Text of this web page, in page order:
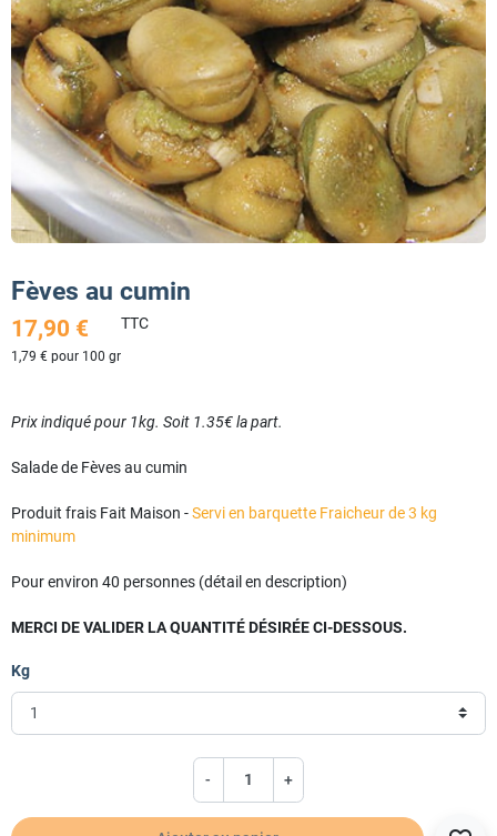
Fèves au cumin
17,90 €
1,79 € pour 100 gr
TTC
Prix indiqué pour 1kg. Soit 1.35€ la part.
Salade de Fèves au cumin
Produit frais Fait Maison -Servi en barquette Fraicheur de 3 kg
minimum
Pour environ 40 personnes (détail en description)
MERCI DE VALIDER LA QUANTITÉ DÉSIRÉE CI-DESSOUS.
Kg
- +